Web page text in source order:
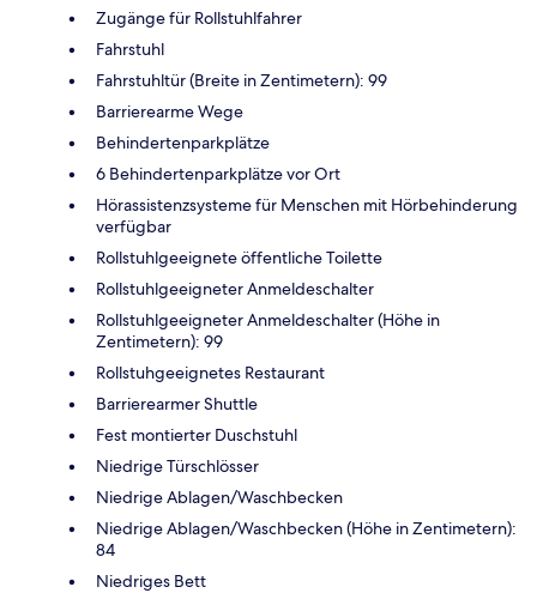
Zugänge für Rollstuhlfahrer
Fahrstuhl
Fahrstuhltür (Breite in Zentimetern): 99
Barrierearme Wege
Behindertenparkplätze
6 Behindertenparkplätze vor Ort
Hörassistenzsysteme für Menschen mit Hörbehinderung
verfügbar
Rollstuhlgeeignete öffentliche Toilette
Rollstuhlgeeigneter Anmeldeschalter
Rollstuhlgeeigneter Anmeldeschalter (Höhe in
Zentimetern): 99
Rollstuhgeeignetes Restaurant
Barrierearmer Shuttle
Fest montierter Duschstuhl
Niedrige Türschlösser
Niedrige Ablagen/Waschbecken
Niedrige Ablagen/Waschbecken (Höhe in Zentimetern):
84
Niedriges Bett